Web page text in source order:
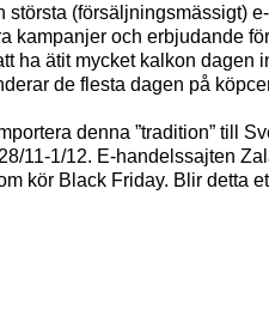
(försäljningsmässigt)
kampanjer och erbjudande
ha ätit mycket kalkon dagen
de flesta dagen på
denna ”tradition” till
11-1/12. E-handelssajten
kör Black Friday. Blir detta